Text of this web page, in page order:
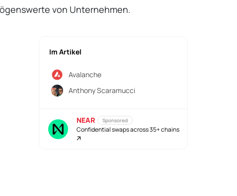
von Unternehmen.
Im Artikel
Avalanche
Anthony Scaramucci
NEAR Sponsored
Confidential swaps across 35+ chains